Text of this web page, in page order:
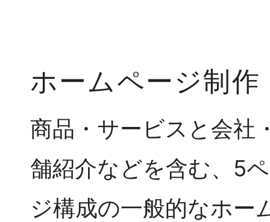
ホームページ制作
商品・サービスと会社
舗紹介などを含む、5
ジ構成の一般的なホー